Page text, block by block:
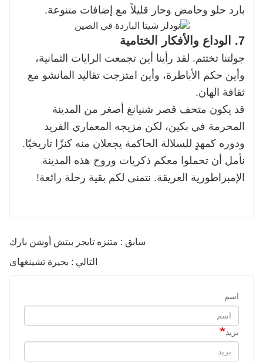
بارد حلو وحامض وحار قليلاً مع إضافات متنوعة.
7. الوداع والأفكار الختامية
جولتنا تختتم. لقد رأينا أين تجمعت الرايات الثمانية،
وأين حكم الأباطرة، وأين امتزجت تقاليد المانشو مع
ثقافة الهان.
قد يكون متحف قصر شنيانغ أصغر من المدينة
المحرمة في بكين، لكن مزيجه المعماري الفريد
ودوره كمهدٍ للسلالة الحاكمة يجعلان منه كنزًا تاريخيًا.
نأمل أن تحملوا معكم ذكريات وروح هذه المدينة
الإمبراطورية العريقة. نتمنى لكم بقية رحلة رائعة!
سابق : متنزه تايجر بيتش أوشن بارك
التالي : بحيرة تشينغهاى
اسم
بريد